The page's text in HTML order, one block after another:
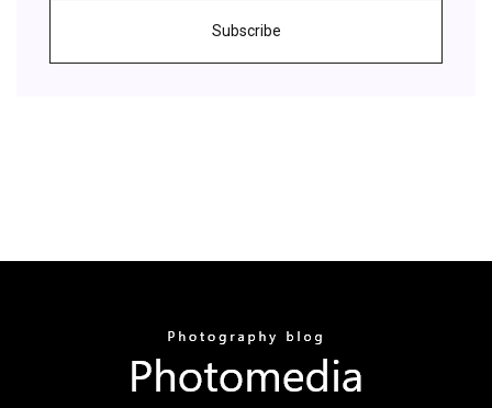
Subscribe